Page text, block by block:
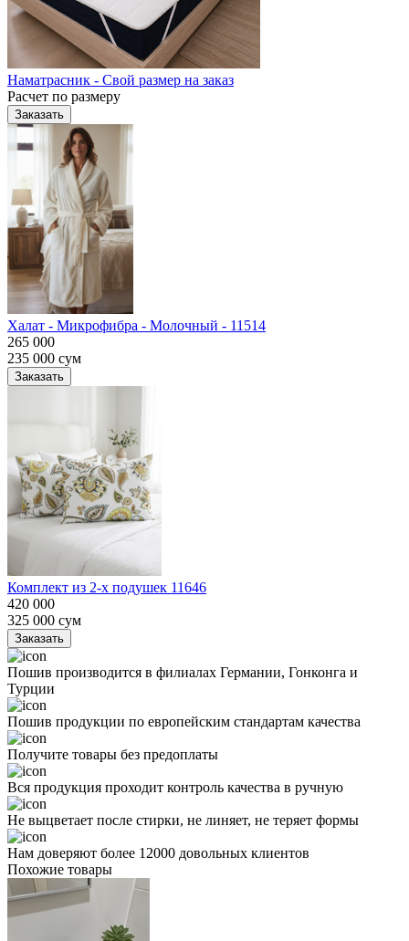
Наматрасник - Свой размер на заказ
Расчет по размеру
Заказать
Халат - Микрофибра - Молочный - 11514
265 000
235 000 сум
Заказать
Комплект из 2-х подушек 11646
420 000
325 000 сум
Заказать
Пошив производится в филиалах Германии, Гонконга и
Турции
Пошив продукции по европейским стандартам качества
Получите товары без предоплаты
Вся продукция проходит контроль качества в ручную
Не выцветает после стирки, не линяет, не теряет формы
Нам доверяют более 12000 довольных клиентов
Похожие товары